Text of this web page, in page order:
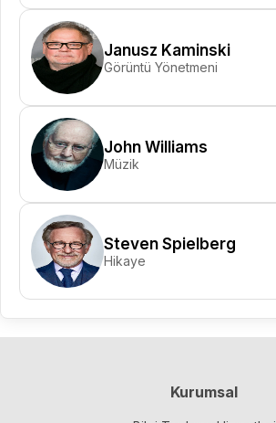
Janusz Kaminski
Görüntü Yönetmeni
John Williams
Müzik
Steven Spielberg
Hikaye
Kurumsal